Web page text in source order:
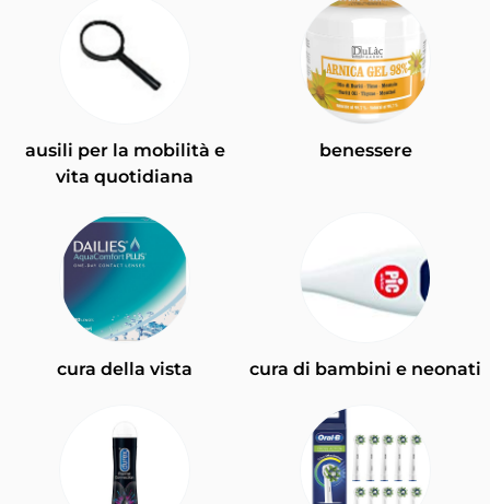
ausili per la mobilità e
vita quotidiana
benessere
cura della vista cura di bambini e neonati